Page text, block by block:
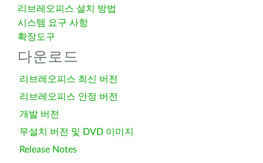
리브레오피스 설치 방법
시스템 요구 사항
확장도구
다운로드
리브레오피스 최신 버전
리브레오피스 안정 버전
개발 버전
무설치 버전 및 DVD 이미지
Release Notes